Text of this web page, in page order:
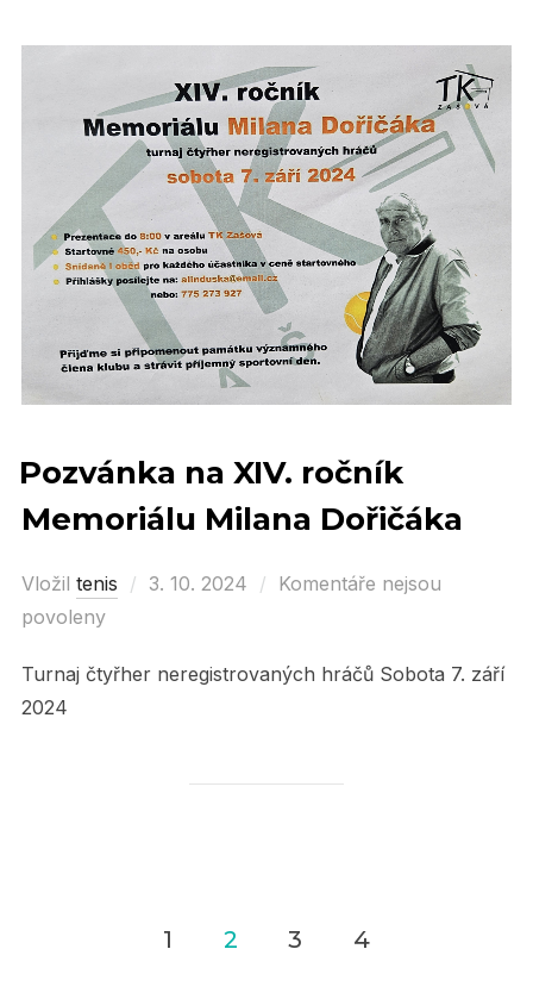
Pozvánka na XIV. ročník
Memoriálu Milana Dořičáka
Vložil tenis
Posted
3. 10. 2024
Komentáře nejsou
povoleny
Turnaj čtyřher neregistrovaných hráčů Sobota 7. září
2024
1 2 3 4